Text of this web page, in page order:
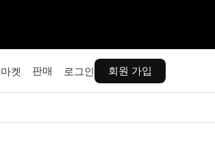
마켓 판매 로그인 회원 가입